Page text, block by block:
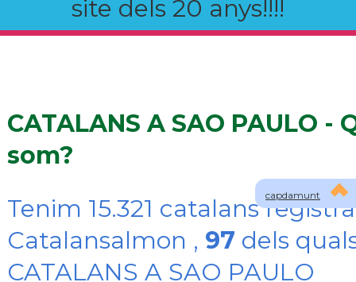
site dels 20 anys!!!!
capdamunt
CATALANS A SAO PAULO -
som?
Tenim 15.321 catalans
Catalansalmon , 97 dels
CATALANS A SAO PAULO